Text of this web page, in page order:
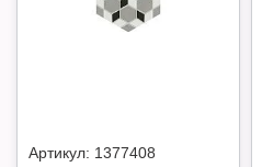
Артикул: 1377408